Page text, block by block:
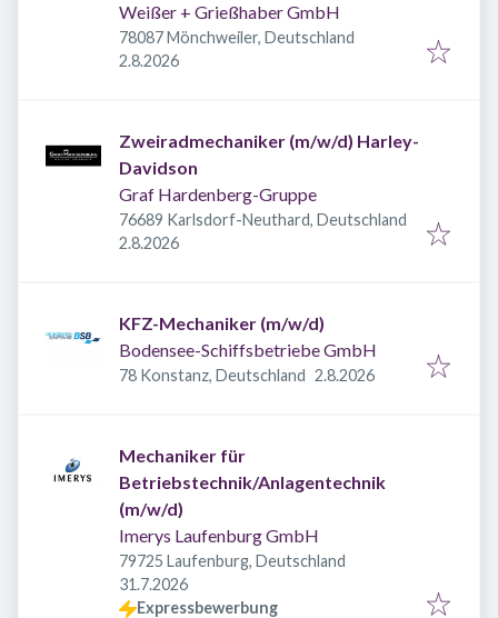
Weißer + Grießhaber GmbH
78087 Mönchweiler, Deutschland
Veröffentlicht
2.8.2026
Zweiradmechaniker (m/w/d) Harley-
Davidson
Graf Hardenberg-Gruppe
76689 Karlsdorf-Neuthard, Deutschland
Veröffentlicht
2.8.2026
KFZ-Mechaniker (m/w/d)
Bodensee-Schiffsbetriebe GmbH
78 Konstanz, Deutschland Veröffentlicht
2.8.2026
Mechaniker für
Betriebstechnik/Anlagentechnik
(m/w/d)
Imerys Laufenburg GmbH
79725 Laufenburg, Deutschland
Veröffentlicht
31.7.2026
Expressbewerbung